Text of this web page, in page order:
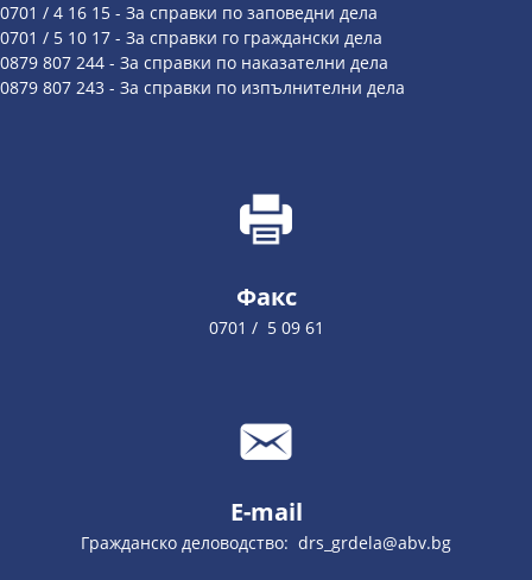
0701 / 4 16 15 - За справки по заповедни дела
0701 / 5 10 17 - За справки го граждански дела
0879 807 244 - За справки по наказателни дела
0879 807 243 - За справки по изпълнителни дела
Факс
0701 / 5 09 61
E-mail
Гражданско деловодство: drs_grdela@abv.bg